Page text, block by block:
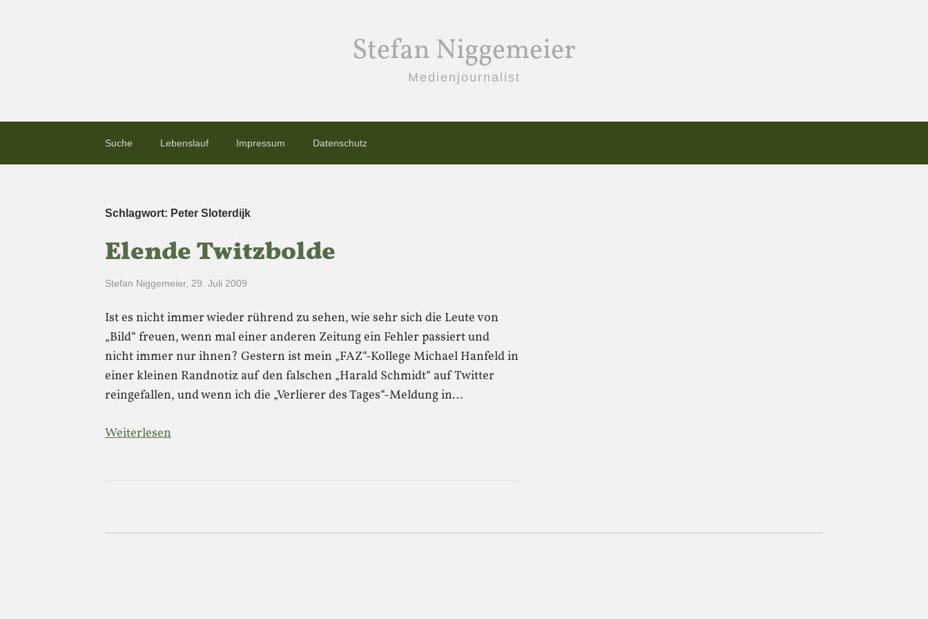
Stefan Niggemeier
Medienjournalist
Suche Lebenslauf Impressum Datenschutz
Schlagwort: Peter Sloterdijk
Elende Twitzbolde
Stefan Niggemeier, 29. Juli 2009
Ist es nicht immer wieder rührend zu sehen, wie sehr sich die Leute von
„Bild“ freuen, wenn mal einer anderen Zeitung ein Fehler passiert und
nicht immer nur ihnen? Gestern ist mein „FAZ“-Kollege Michael Hanfeld in
einer kleinen Randnotiz auf den falschen „Harald Schmidt“ auf Twitter
reingefallen, und wenn ich die „Verlierer des Tages“-Meldung in…
Weiterlesen